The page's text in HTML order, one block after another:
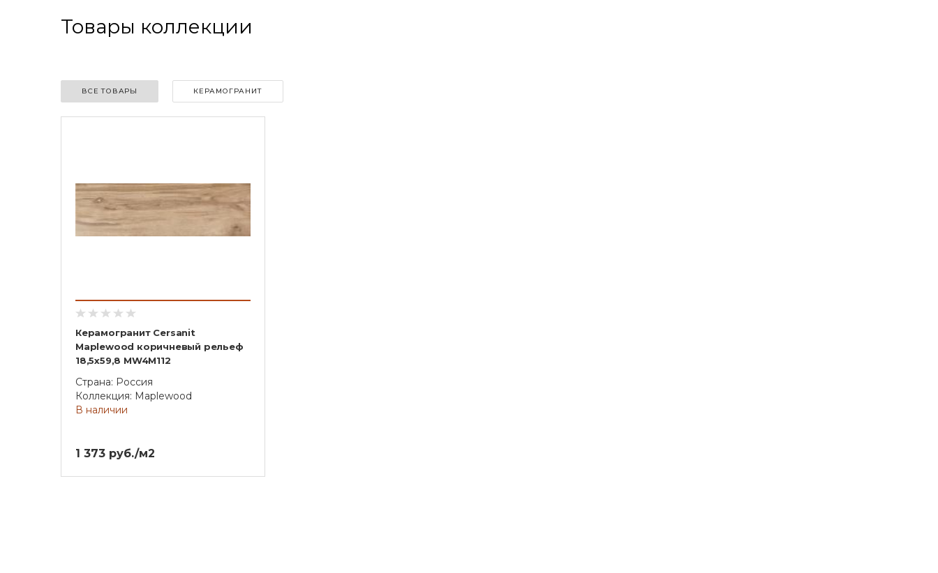
Товары коллекции
ВСЕ ТОВАРЫ КЕРАМОГРАНИТ
Керамогранит Cersanit
Maplewood коричневый рельеф
18,5x59,8 MW4M112
Страна: Россия
Коллекция: Maplewood
В наличии
1 373 руб./м2